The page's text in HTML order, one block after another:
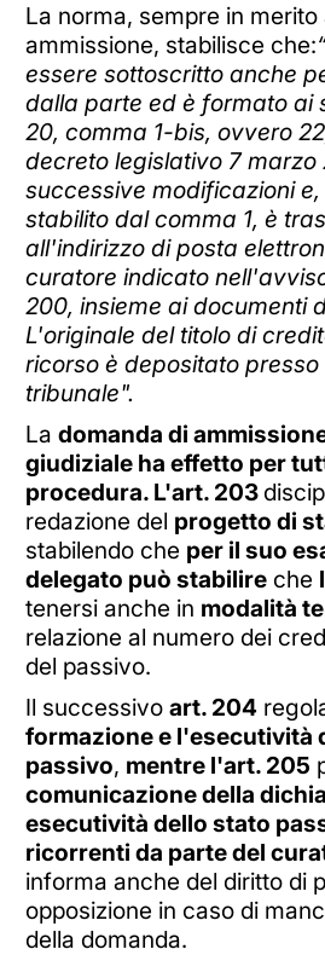
La norma, sempre in
ammissione, stabilisce che:
essere sottoscritto anche
dalla parte ed è formato ai
20, comma 1-bis, ovvero
decreto legislativo 7 marzo
successive modificazioni e,
stabilito dal comma 1, è
all'indirizzo di posta
curatore indicato
200, insieme ai documenti
L'originale del titolo di
ricorso è depositato
tribunale".
La domanda di
giudiziale ha effetto per
procedura. L'art. 203
redazione del progetto di
stabilendo che per il suo
delegato può stabilireche
tenersi anche in modalità
relazione al numero dei
del passivo.
Il successivo art. 204
formazione e l'esecutività
passivo, mentre l'art. 205
comunicazione della
esecutività dello stato
ricorrenti da parte del
informa anche del diritto di
opposizione in caso di
della domanda.